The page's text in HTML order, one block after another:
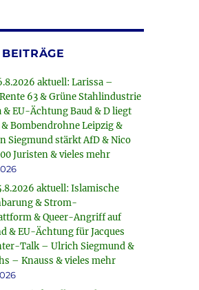
aktuell: Larissa –
63 & Grüne Stahlindustrie
& EU-Ächtung Baud & D liegt
Bombendrohne Leipzig &
Siegmund stärkt AfD & Nico
Juristen & vieles mehr
aktuell: Islamische
& Strom-
& Queer-Angriff auf
& EU-Ächtung für Jacques
Talk – Ulrich Siegmund &
– Knauss & vieles mehr